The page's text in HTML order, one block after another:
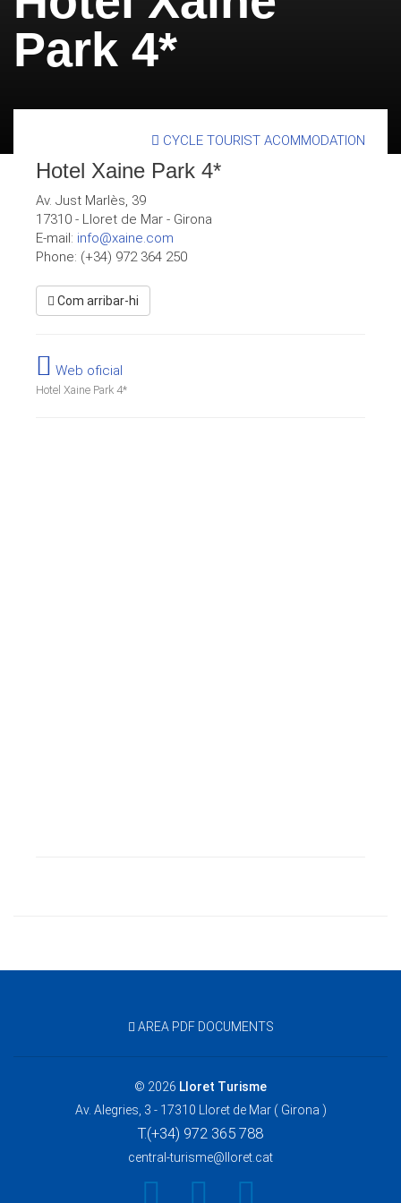
Park 4*
CYCLE TOURIST ACOMMODATION
Hotel Xaine Park 4*
Av. Just Marlès, 39
17310 - Lloret de Mar - Girona
E-mail: info@xaine.com
Phone: (+34) 972 364 250
Com arribar-hi
Web oficial
Hotel Xaine Park 4*
AREA PDF DOCUMENTS
© 2026 Lloret Turisme
Av. Alegries, 3 - 17310 Lloret de Mar ( Girona )
T.(+34) 972 365 788
central-turisme@lloret.cat